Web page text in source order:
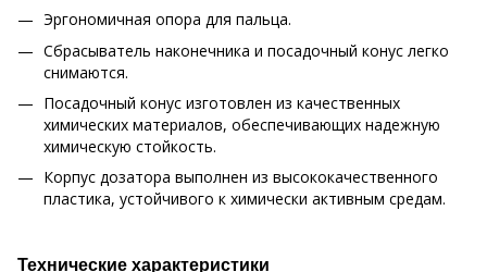
Эргономичная опора для пальца.
Сбрасыватель наконечника и посадочный конус легко
снимаются.
Посадочный конус изготовлен из качественных
химических материалов, обеспечивающих надежную
химическую стойкость.
Корпус дозатора выполнен из высококачественного
пластика, устойчивого к химически активным средам.
Технические характеристики